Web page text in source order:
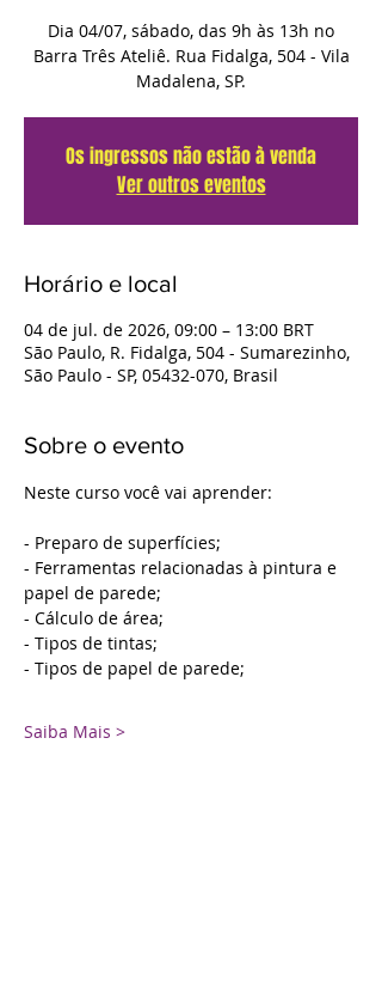
Dia 04/07, sábado, das 9h às 13h no
Barra Três Ateliê. Rua Fidalga, 504 - Vila
Madalena, SP.
Os ingressos não estão à venda
Ver outros eventos
Horário e local
04 de jul. de 2026, 09:00 – 13:00 BRT
São Paulo, R. Fidalga, 504 - Sumarezinho,
São Paulo - SP, 05432-070, Brasil
Sobre o evento
Neste curso você vai aprender:
- Preparo de superfícies;
- Ferramentas relacionadas à pintura e
papel de parede;
- Cálculo de área;
- Tipos de tintas;
- Tipos de papel de parede;
Saiba Mais >